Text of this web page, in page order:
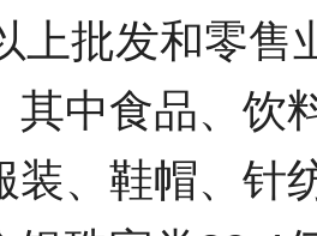
上批发和零售
其中食品、饮
装、鞋帽、针